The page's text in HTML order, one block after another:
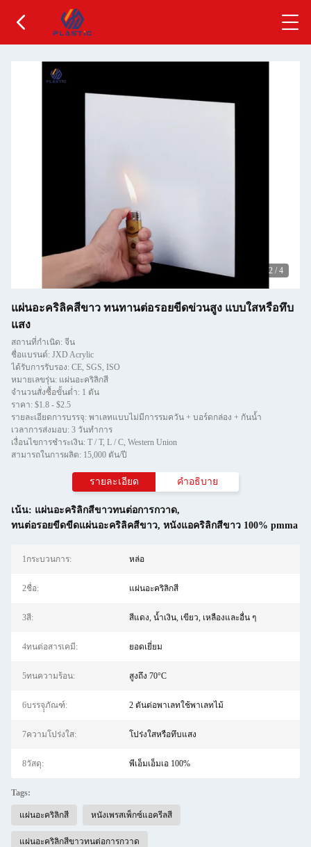
2 / 4
แผ่นอะคริลิคสีขาว ทนทานต่อรอยขีดข่วนสูง แบบใสหรือทึบ
แสง
สถานที่กำเนิด: จีน
ชื่อแบรนด์: JXD Acrylic
ได้รับการรับรอง: CE, SGS, ISO
หมายเลขรุ่น: แผ่นอะคริลิกสี
จำนวนสั่งซื้อขั้นต่ำ: 1 ตัน
ราคา: $1.8 - $2.5
รายละเอียดการบรรจุ: พาเลทแบบไม่มีการรมควัน + บอร์ดกล่อง + กันน้ำ
เวลาการส่งมอบ: 3 วันทำการ
เงื่อนไขการชำระเงิน: T / T, L / C, Western Union
สามารถในการผลิต: 15,000 ตัน/ปี
รายละเอียด คําอธิบาย
เน้น: แผ่นอะคริลิกสีขาวทนต่อการกวาด,
ทนต่อรอยขีดขีดแผ่นอะคริลิคสีขาว, หนังแอคริลิกสีขาว 100% pmma
1กระบวนการ: หล่อ
2ชื่อ: แผ่นอะคริลิกสี
3สี: สีแดง, น้ำเงิน, เขียว, เหลืองและอื่น ๆ
4ทนต่อสารเคมี: ยอดเยี่ยม
5ทนความร้อน: สูงถึง 70°C
6บรรจุุภัณฑ์: 2 ตันต่อพาเลทใช้พาเลทไม้
7ความโปร่งใส: โปร่งใสหรือทึบแสง
8วัสดุ: พีเอ็มเอ็มเอ 100%
Tags:
แผ่นอะคริลิกสี หนังเพรสเพ็กซ์แอครีลสี
แผ่นอะคริลิกสีขาวทนต่อการกวาด